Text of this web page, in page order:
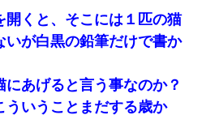
開くと、そこには１匹の猫
いが白黒の鉛筆だけで書か
あげると言う事なのか？
ういうことまだする歳か